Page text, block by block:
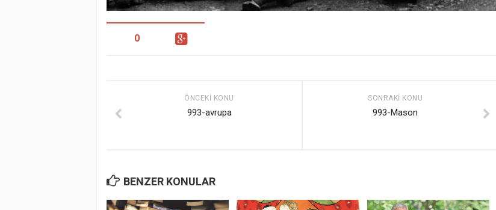
0
SONRAKI KONU
993-Mason
ÖNCEKI KONU
993-avrupa
BENZER KONULAR